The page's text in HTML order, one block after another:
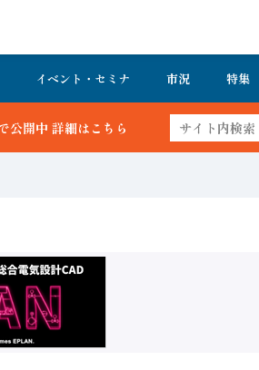
イベント・セミナ 市況 特集